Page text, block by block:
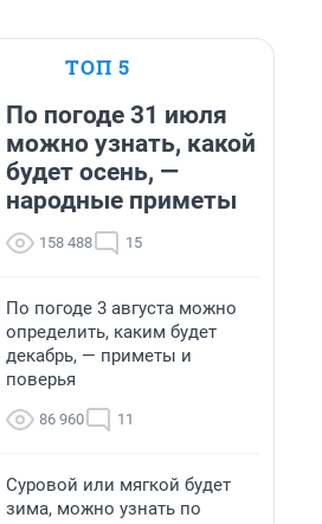
ТОП 5
По погоде 31 июля
можно узнать, какой
будет осень, —
народные приметы
158 488 15
По погоде 3 августа можно
определить, каким будет
декабрь, — приметы и
поверья
86 960 11
Суровой или мягкой будет
зима, можно узнать по